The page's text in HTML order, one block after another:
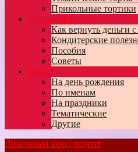
Прикольные тортики
Полезные статьи
Как вернуть деньги
Кондитерские
Пособия
Советы
Стихи
На день рождения
По именам
На праздники
Тематические
Другие
Лимонный кекс, рецепт